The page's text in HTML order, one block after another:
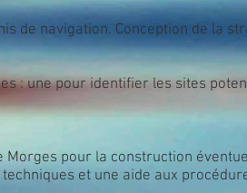
de navigation. Conception de la
: une pour identifier les sites
Morges pour la construction
et une aide aux